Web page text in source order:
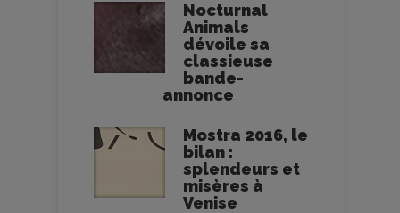
Nocturnal
Animals
dévoile sa
classieuse
bande-
annonce
Mostra 2016, le
bilan :
splendeurs et
misères à
Venise